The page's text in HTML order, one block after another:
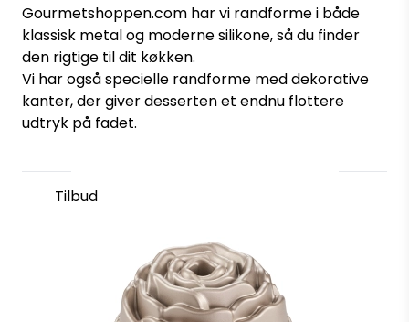
Gourmetshoppen.com har vi randforme i både
klassisk metal og moderne silikone, så du finder
den rigtige til dit køkken.
Vi har også specielle randforme med dekorative
kanter, der giver desserten et endnu flottere
udtryk på fadet.
Tilbud